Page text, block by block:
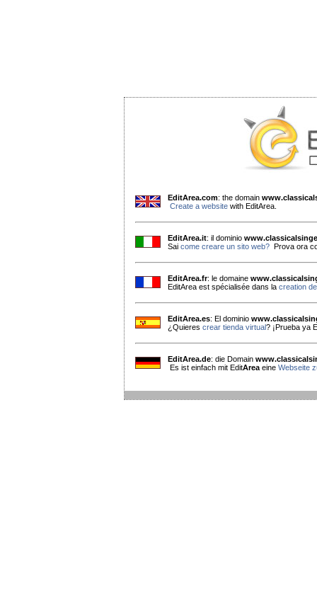
EditArea.com: the domain
Create a website with EditArea.
EditArea.it: il dominio
Sai come creare un sito web? Prova ora
EditArea.fr: le domaine
EditArea est spécialisée dans la creation
EditArea.es: El dominio
¿Quieres crear tienda virtual? ¡Prueba ya
EditArea.de: die Domain
Es ist einfach mit EditArea eine Webseite